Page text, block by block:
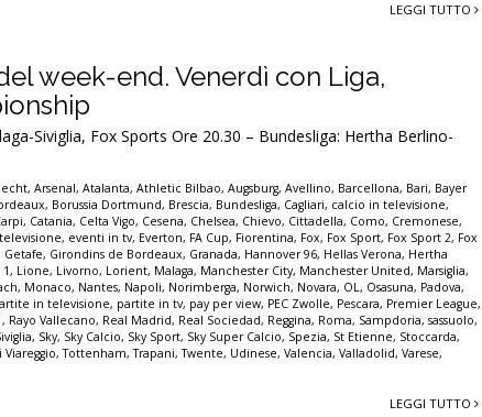
LEGGI TUTTO
week-end. Venerdì con Liga,
Siviglia, Fox Sports Ore 20.30 – Bundesliga: Hertha Berlino-
,Arsenal,Atalanta,Athletic Bilbao,Augsburg,Avellino, Barcellona, Bari, Bayer
, Borussia Dortmund, Brescia, Bundesliga, Cagliari, calcio in televisione,
, Catania, Celta Vigo, Cesena, Chelsea, Chievo, Cittadella, Como, Cremonese,
, eventi in tv, Everton, FA Cup, Fiorentina, Fox, Fox Sport, Fox Sport 2, Fox
Getafe, Girondins de Bordeaux, Granada, Hannover 96, Hellas Verona, Hertha
1, Lione, Livorno, Lorient, Malaga, Manchester City, Manchester United, Marsiglia,
, Monaco, Nantes, Napoli, Norimberga, Norwich, Novara, OL, Osasuna, Padova,
in televisione, partite in tv, pay per view, PEC Zwolle, Pescara, Premier League,
, Rayo Vallecano, Real Madrid, Real Sociedad, Reggina, Roma, Sampdoria,sassuolo,
, Sky, Sky Calcio, Sky Sport, Sky Super Calcio, Spezia, St Etienne, Stoccarda,
Viareggio,Tottenham,Trapani,Twente, Udinese,Valencia,Valladolid,Varese,
LEGGI TUTTO